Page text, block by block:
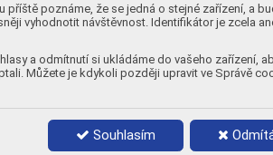
příště poznáme, že se jedná o stejné zařízení, a
vyhodnotit návštěvnost. Identifikátor je zcela
a odmítnutí si ukládáme do vašeho zařízení,
Můžete je kdykoli později upravit ve Správě
Souhlasím
oleranzen vorbehalten!